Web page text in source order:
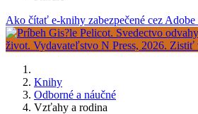
Ako čítať e-knihy zabezpečené cez
Knihy
Odborné a náučné
Vzťahy a rodina